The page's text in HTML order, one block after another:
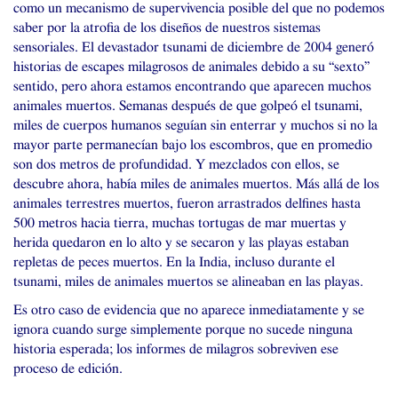
como un mecanismo de supervivencia posible del que no podemos
saber por la atrofia de los diseños de nuestros sistemas
sensoriales. El devastador tsunami de diciembre de 2004 generó
historias de escapes milagrosos de animales debido a su “sexto”
sentido, pero ahora estamos encontrando que aparecen muchos
animales muertos. Semanas después de que golpeó el tsunami,
miles de cuerpos humanos seguían sin enterrar y muchos si no la
mayor parte permanecían bajo los escombros, que en promedio
son dos metros de profundidad. Y mezclados con ellos, se
descubre ahora, había miles de animales muertos. Más allá de los
animales terrestres muertos, fueron arrastrados delfines hasta
500 metros hacia tierra, muchas tortugas de mar muertas y
herida quedaron en lo alto y se secaron y las playas estaban
repletas de peces muertos. En la India, incluso durante el
tsunami, miles de animales muertos se alineaban en las playas.
Es otro caso de evidencia que no aparece inmediatamente y se
ignora cuando surge simplemente porque no sucede ninguna
historia esperada; los informes de milagros sobreviven ese
proceso de edición.